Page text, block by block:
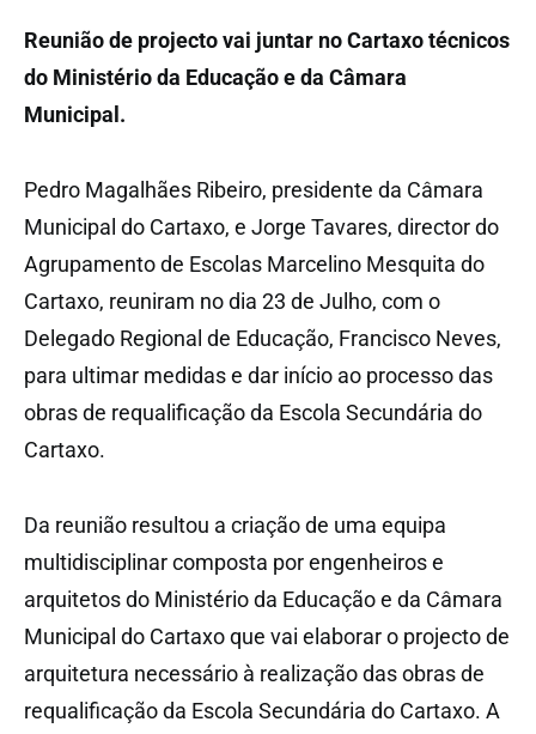
Reunião de projecto vai juntar no Cartaxo técnicos
do Ministério da Educação e da Câmara
Municipal.
Pedro Magalhães Ribeiro, presidente da Câmara
Municipal do Cartaxo, e Jorge Tavares, director do
Agrupamento de Escolas Marcelino Mesquita do
Cartaxo, reuniram no dia 23 de Julho, com o
Delegado Regional de Educação, Francisco Neves,
para ultimar medidas e dar início ao processo das
obras de requalificação da Escola Secundária do
Cartaxo.
Da reunião resultou a criação de uma equipa
multidisciplinar composta por engenheiros e
arquitetos do Ministério da Educação e da Câmara
Municipal do Cartaxo que vai elaborar o projecto de
arquitetura necessário à realização das obras de
requalificação da Escola Secundária do Cartaxo. A